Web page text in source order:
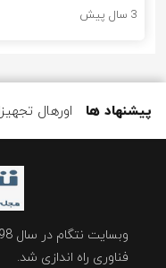
3 سال پیش
پیشنهاد ها اورهال
فناوری راه اندازی شد.